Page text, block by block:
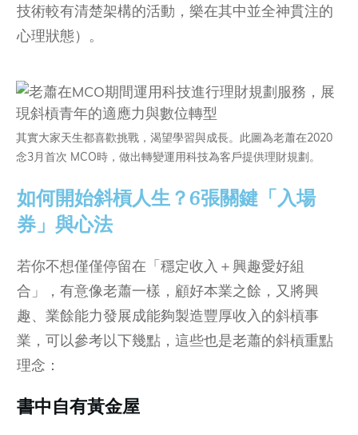
技術較有清楚架構的活動，樂在其中並全神貫注的
心理狀態）。
其實大家天生都喜歡挑戰，渴望學習與成長。此圖為老蕭在2020
念3月首次 MCO時，做出轉變運用科技為客戶提供理財規劃。
如何開始斜槓人生？6張關鍵「入場
券」與心法
若你不想僅僅停留在「穩定收入＋興趣愛好組
合」，有意像老蕭一樣，顧好本業之餘，又將興
趣、業餘能力發展成能夠製造豐厚收入的斜槓事
業，可以參考以下幾點，這些也是老蕭的斜槓重點
理念：
書中自有黃金屋